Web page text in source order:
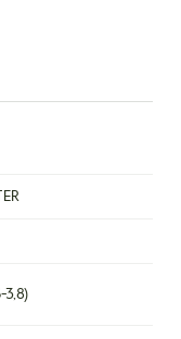
3,8)